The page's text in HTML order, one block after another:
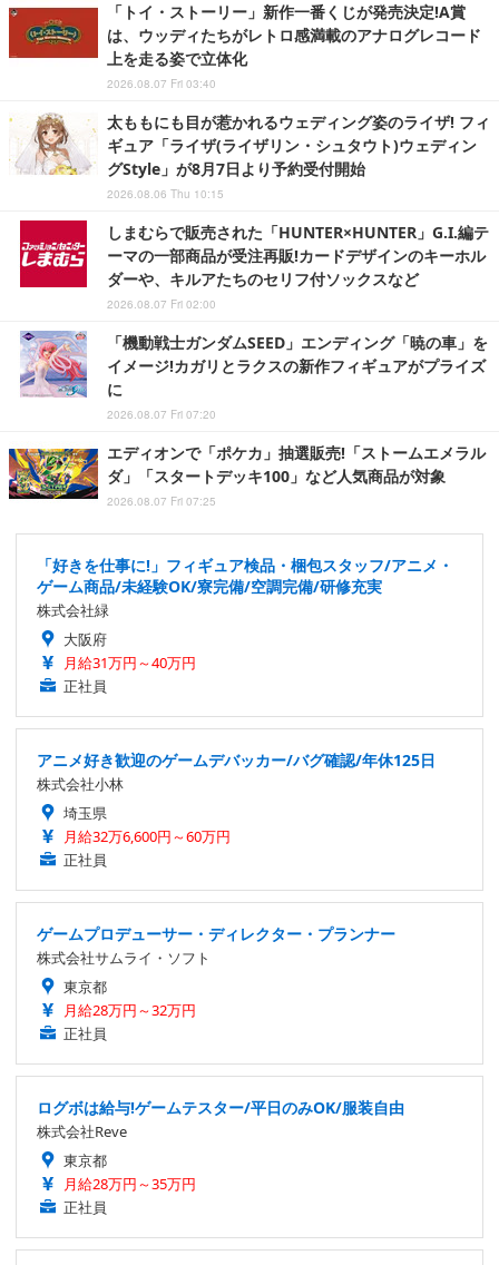
「トイ・ストーリー」新作一番くじが発売決定!A賞
は、ウッディたちがレトロ感満載のアナログレコード
上を走る姿で立体化
2026.08.07 Fri 03:40
太ももにも目が惹かれるウェディング姿のライザ! フィ
ギュア「ライザ(ライザリン・シュタウト)ウェディン
グStyle」が8月7日より予約受付開始
2026.08.06 Thu 10:15
しまむらで販売された「HUNTER×HUNTER」G.I.編テ
ーマの一部商品が受注再販!カードデザインのキーホル
ダーや、キルアたちのセリフ付ソックスなど
2026.08.07 Fri 02:00
「機動戦士ガンダムSEED」エンディング「暁の車」を
イメージ!カガリとラクスの新作フィギュアがプライズ
に
2026.08.07 Fri 07:20
エディオンで「ポケカ」抽選販売!「ストームエメラル
ダ」「スタートデッキ100」など人気商品が対象
2026.08.07 Fri 07:25
「好きを仕事に!」フィギュア検品・梱包スタッフ/アニメ・
ゲーム商品/未経験OK/寮完備/空調完備/研修充実
株式会社緑
大阪府
月給31万円～40万円
正社員
アニメ好き歓迎のゲームデバッカー/バグ確認/年休125日
株式会社小林
埼玉県
月給32万6,600円～60万円
正社員
ゲームプロデューサー・ディレクター・プランナー
株式会社サムライ・ソフト
東京都
月給28万円～32万円
正社員
ログボは給与!ゲームテスター/平日のみOK/服装自由
株式会社Reve
東京都
月給28万円～35万円
正社員